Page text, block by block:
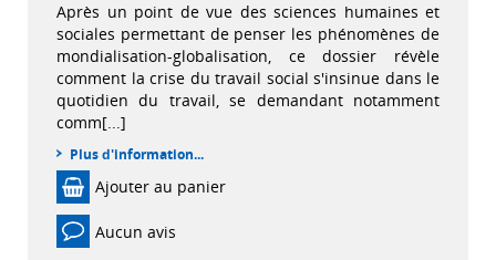
Après un point de vue des sciences humaines et
sociales permettant de penser les phénomènes de
mondialisation-globalisation, ce dossier révèle
comment la crise du travail social s'insinue dans le
quotidien du travail, se demandant notamment
comm[...]
Plus d'information...
Ajouter au panier
Aucun avis